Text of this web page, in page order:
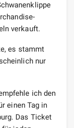
verkauft.
es stammt
nur
ich den
einen Tag in
Das Ticket